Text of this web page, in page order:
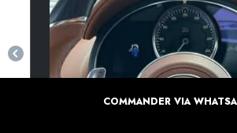
COMMANDER VIA